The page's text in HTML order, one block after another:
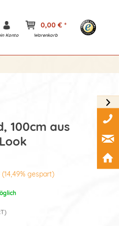
Konto
0,00 € *
Warenkorb
100cm aus
(14,49% gespart)